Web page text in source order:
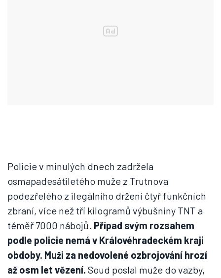
Policie v minulých dnech zadržela
osmapadesátiletého muže z Trutnova
podezřelého z ilegálního držení čtyř funkčních
zbraní, více než tří kilogramů výbušniny TNT a
téměř 7000 nábojů. Případ svým rozsahem
podle policie nemá v Královéhradeckém kraji
obdoby. Muži za nedovolené ozbrojování hrozí
až osm let vězení. Soud poslal muže do vazby,